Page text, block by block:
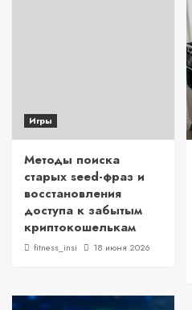
Игры
Методы поиска
старых seed-фраз и
восстановления
доступа к забытым
криптокошелькам
fitness_insi 18 июня 2026